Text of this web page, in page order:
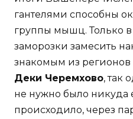
гантелями способны
группы мышц. Только в
заморозки замесить
знакомым из регионов
Деки Черемхово, так
не нужно было никуда
происходило, через